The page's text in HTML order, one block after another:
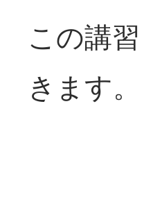
この講
きます。